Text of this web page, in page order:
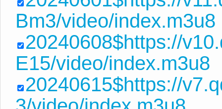
Bm3/video/index.m3u8
20240608$https://
E15/video/index.m3u8
20240615$https://